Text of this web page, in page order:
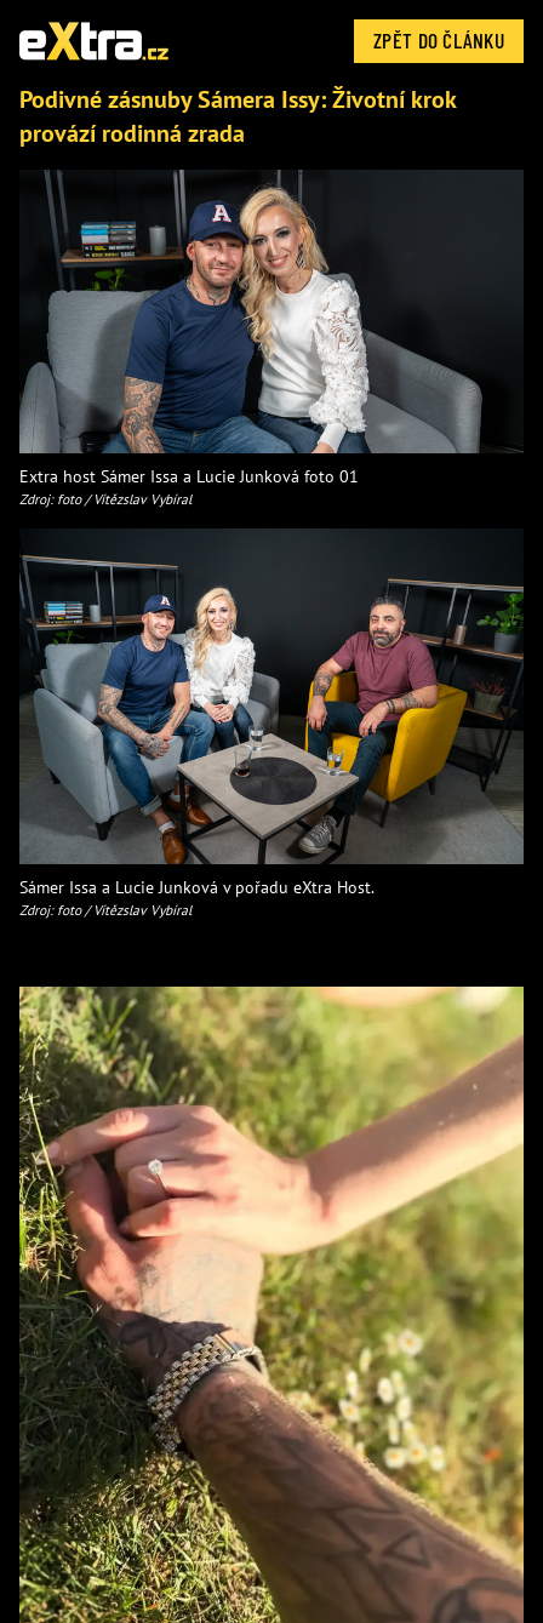
ZPĚT DO ČLÁNKU
Podivné zásnuby Sámera Issy: Životní krok
provází rodinná zrada
Extra host Sámer Issa a Lucie Junková foto 01
Zdroj: foto / Vítězslav Vybíral
Sámer Issa a Lucie Junková v pořadu eXtra Host.
Zdroj: foto / Vítězslav Vybíral